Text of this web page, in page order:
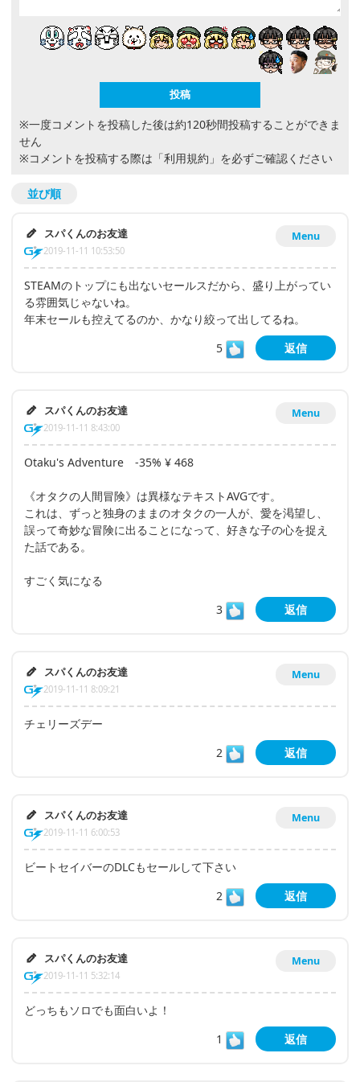
※一度コメントを投稿した後は約120秒間投稿することができま
せん
※コメントを投稿する際は 「利用規約」 を必ずご確認ください
並び順
Menu
スパくんのお友達
2019-11-11 10:53:50
STEAMのトップにも出ないセールスだから、盛り上がってい
る雰囲気じゃないね。
年末セールも控えてるのか、かなり絞って出してるね。
5
返信
Menu
スパくんのお友達
2019-11-11 8:43:00
Otaku's Adventure -35% ¥ 468
《オタクの人間冒険》は異様なテキストAVGです。
これは、ずっと独身のままのオタクの一人が、愛を渇望し、
誤って奇妙な冒険に出ることになって、好きな子の心を捉え
た話である。
すごく気になる
3
返信
Menu
スパくんのお友達
2019-11-11 8:09:21
チェリーズデー
2
返信
Menu
スパくんのお友達
2019-11-11 6:00:53
ビートセイバーのDLCもセールして下さい
2
返信
Menu
スパくんのお友達
2019-11-11 5:32:14
どっちもソロでも面白いよ！
1
返信